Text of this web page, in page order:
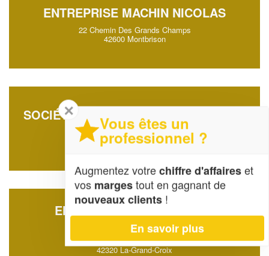
ENTREPRISE MACHIN NICOLAS
22 Chemin Des Grands Champs
42600 Montbrison
SOCIÉTÉ BONNAIRE INDUSTRIE (SAS)
45 Chemin Des Murons
42340 Veauche
ENTREPRISE GRJ ENERGIE
RENOUVELABLE (SAS)
10 Lieu Dit La Platiere
42320 La-Grand-Croix
✕
Vous êtes un
professionnel ?
Augmentez votrechiffre d'affaireset
vos margestout en gagnant de
nouveaux clients !
En savoir plus